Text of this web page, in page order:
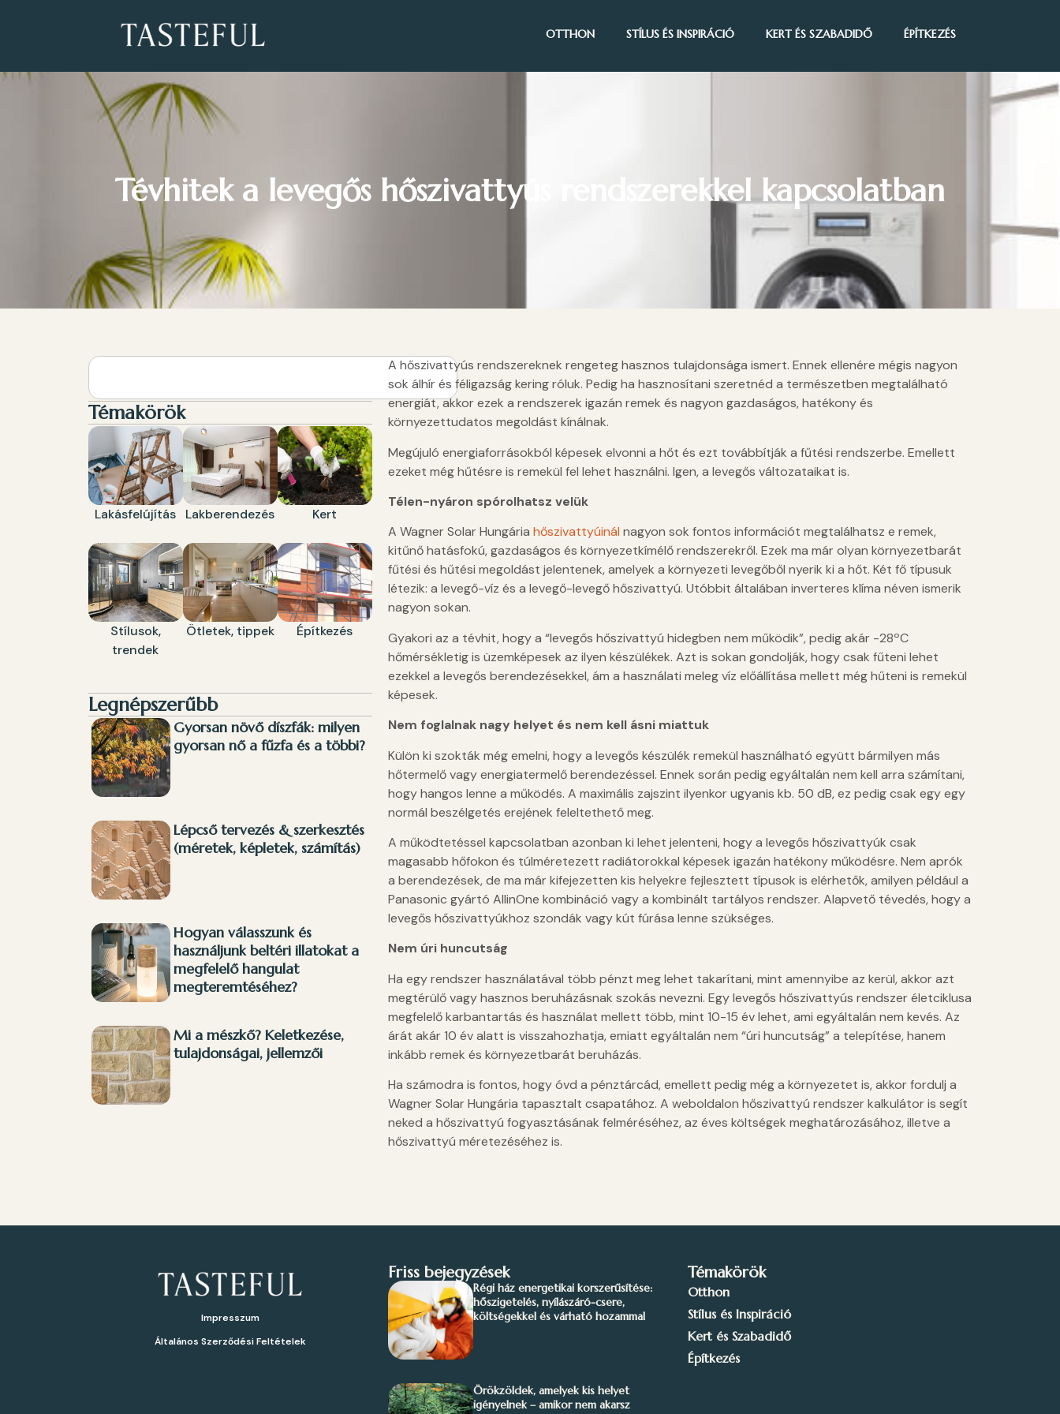
OTTHON STÍLUS ÉS INSPIRÁCIÓ KERT ÉS SZABADIDŐ ÉPÍTKEZÉS
Tévhitek a levegős hőszivattyús rendszerekkel kapcsolatban
Témakörök
Lakásfelújítás Lakberendezés Kert
Stílusok,
trendek
Ötletek, tippek Építkezés
Legnépszerűbb
Gyorsan növő díszfák: milyen
gyorsan nő a fűzfa és a többi?
Lépcső tervezés & szerkesztés
(méretek, képletek, számítás)
Hogyan válasszunk és
használjunk beltéri illatokat a
megfelelő hangulat
megteremtéséhez?
Mi a mészkő? Keletkezése,
tulajdonságai, jellemzői
A hőszivattyús rendszereknek rengeteg hasznos tulajdonsága ismert. Ennek ellenére mégis nagyon
sok álhír és féligazság kering róluk. Pedig ha hasznosítani szeretnéd a természetben megtalálható
energiát, akkor ezek a rendszerek igazán remek és nagyon gazdaságos, hatékony és
környezettudatos megoldást kínálnak.
Megújuló energiaforrásokból képesek elvonni a hőt és ezt továbbítják a fűtési rendszerbe. Emellett
ezeket még hűtésre is remekül fel lehet használni. Igen, a levegős változataikat is.
Télen-nyáron spórolhatsz velük
A Wagner Solar Hungária hőszivattyúinál nagyon sok fontos információt megtalálhatsz e remek,
kitűnő hatásfokú, gazdaságos és környezetkímélő rendszerekről. Ezek ma már olyan környezetbarát
fűtési és hűtési megoldást jelentenek, amelyek a környezeti levegőből nyerik ki a hőt. Két fő típusuk
létezik: a levegő-víz és a levegő-levegő hőszivattyú. Utóbbit általában inverteres klíma néven ismerik
nagyon sokan.
Gyakori az a tévhit, hogy a “levegős hőszivattyú hidegben nem működik”, pedig akár -28ºC
hőmérsékletig is üzemképesek az ilyen készülékek. Azt is sokan gondolják, hogy csak fűteni lehet
ezekkel a levegős berendezésekkel, ám a használati meleg víz előállítása mellett még hűteni is remekül
képesek.
Nem foglalnak nagy helyet és nem kell ásni miattuk
Külön ki szokták még emelni, hogy a levegős készülék remekül használható együtt bármilyen más
hőtermelő vagy energiatermelő berendezéssel. Ennek során pedig egyáltalán nem kell arra számítani,
hogy hangos lenne a működés. A maximális zajszint ilyenkor ugyanis kb. 50 dB, ez pedig csak egy egy
normál beszélgetés erejének feleltethető meg.
A működtetéssel kapcsolatban azonban ki lehet jelenteni, hogy a levegős hőszivattyúk csak
magasabb hőfokon és túlméretezett radiátorokkal képesek igazán hatékony működésre. Nem aprók
a berendezések, de ma már kifejezetten kis helyekre fejlesztett típusok is elérhetők, amilyen például a
Panasonic gyártó AllinOne kombináció vagy a kombinált tartályos rendszer. Alapvető tévedés, hogy a
levegős hőszivattyúkhoz szondák vagy kút fúrása lenne szükséges.
Nem úri huncutság
Ha egy rendszer használatával több pénzt meg lehet takarítani, mint amennyibe az kerül, akkor azt
megtérülő vagy hasznos beruházásnak szokás nevezni. Egy levegős hőszivattyús rendszer életciklusa
megfelelő karbantartás és használat mellett több, mint 10-15 év lehet, ami egyáltalán nem kevés. Az
árát akár 10 év alatt is visszahozhatja, emiatt egyáltalán nem “úri huncutság” a telepítése, hanem
inkább remek és környezetbarát beruházás.
Ha számodra is fontos, hogy óvd a pénztárcád, emellett pedig még a környezetet is, akkor fordulj a
Wagner Solar Hungária tapasztalt csapatához. A weboldalon hőszivattyú rendszer kalkulátor is segít
neked a hőszivattyú fogyasztásának felméréséhez, az éves költségek meghatározásához, illetve a
hőszivattyú méretezéséhez is.
Impresszum
Általános Szerződési Feltételek
Friss bejegyzések
Régi ház energetikai korszerűsítése:
hőszigetelés, nyílászáró-csere,
költségekkel és várható hozammal
Örökzöldek, amelyek kis helyet
igényelnek – amikor nem akarsz
Témakörök
Otthon
Stílus és Inspiráció
Kert és Szabadidő
Építkezés